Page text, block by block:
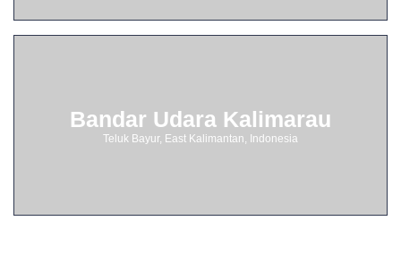
Bandar Udara Kalimarau
Teluk Bayur, East Kalimantan, Indonesia